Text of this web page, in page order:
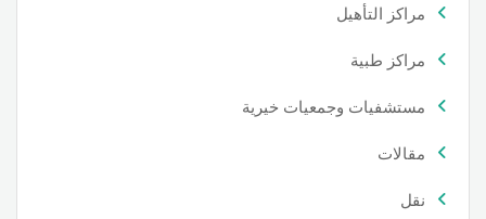
مراكز التأهيل
مراكز طبية
مستشفيات وجمعيات خيرية
مقالات
نقل